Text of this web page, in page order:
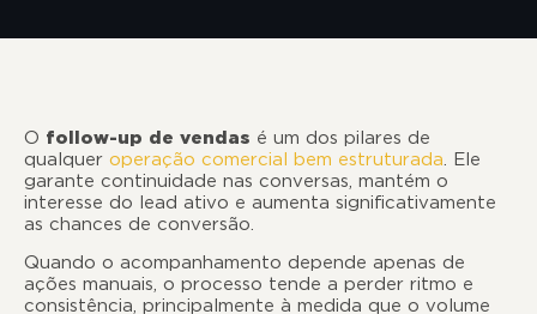
O follow-up de vendas é um dos pilares de
qualquer operação comercial bem estruturada. Ele
garante continuidade nas conversas, mantém o
interesse do lead ativo e aumenta significativamente
as chances de conversão.
Quando o acompanhamento depende apenas de
ações manuais, o processo tende a perder ritmo e
consistência, principalmente à medida que o volume